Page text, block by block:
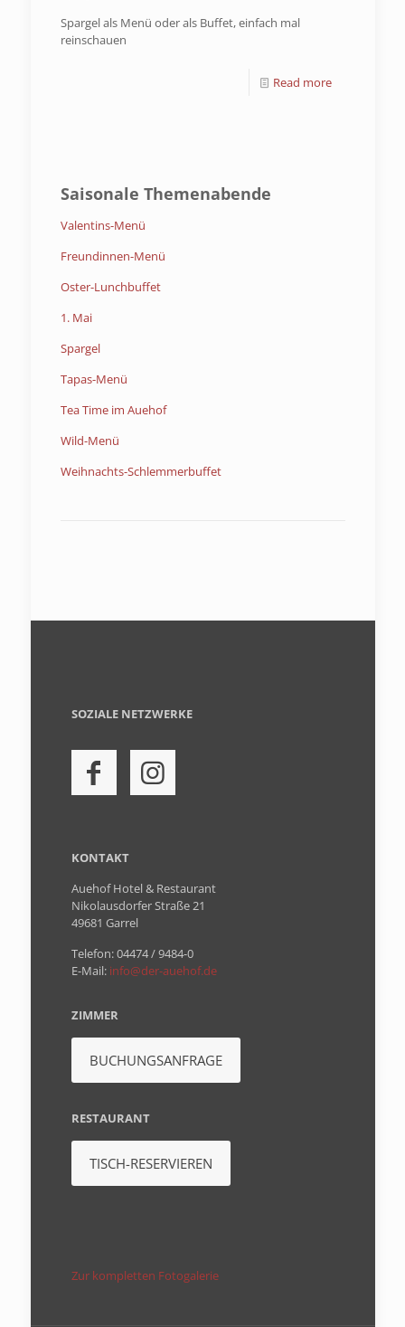
Spargel als Menü oder als Buffet, einfach mal
reinschauen
Read more
Saisonale Themenabende
Valentins-Menü
Freundinnen-Menü
Oster-Lunchbuffet
1. Mai
Spargel
Tapas-Menü
Tea Time im Auehof
Wild-Menü
Weihnachts-Schlemmerbuffet
SOZIALE NETZWERKE
KONTAKT
Auehof Hotel & Restaurant
Nikolausdorfer Straße 21
49681 Garrel
Telefon: 04474 / 9484-0
E-Mail: info@der-auehof.de
ZIMMER
BUCHUNGSANFRAGE
RESTAURANT
TISCH-RESERVIEREN
Zur kompletten Fotogalerie